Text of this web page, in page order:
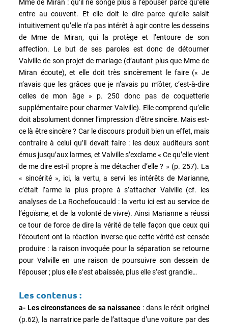
Mme de Miran : qu’il ne songe plus à l’épouser parce qu’elle
entre au couvent. Et elle doit le dire parce qu’elle saisit
intuitivement qu’elle n’a pas intérêt à agir contre les desseins
de Mme de Miran, qui la protège et l’entoure de son
affection. Le but de ses paroles est donc de détourner
Valville de son projet de mariage (d’autant plus que Mme de
Miran écoute), et elle doit très sincèrement le faire (« Je
n’avais que les grâces que je n’avais pu m’ôter, c’est-à-dire
celles de mon âge » p. 250 donc pas de coquetterie
supplémentaire pour charmer Valville). Elle comprend qu’elle
doit absolument donner l’impression d’être sincère. Mais est-
ce là être sincère ? Car le discours produit bien un effet, mais
contraire à celui qu’il devait faire : les deux auditeurs sont
émus jusqu’aux larmes, et Valville s’exclame « Ce qu’elle vient
de me dire est-il propre à me détacher d’elle ? » (p. 257). La
« sincérité », ici, la vertu, a servi les intérêts de Marianne,
c’était l’arme la plus propre à s’attacher Valville (cf. les
analyses de La Rochefoucauld : la vertu ici est au service de
l’égoïsme, et de la volonté de vivre). Ainsi Marianne a réussi
ce tour de force de dire la vérité de telle façon que ceux qui
l’écoutent ont la réaction inverse que cette vérité est censée
produire : la raison invoquée pour la séparation se retourne
pour Valville en une raison de poursuivre son dessein de
l’épouser ; plus elle s’est abaissée, plus elle s’est grandie…
Les contenus :
a- Les circonstances de sa naissance : dans le récit originel
(p.62), la narratrice parle de l’attaque d’une voiture par des